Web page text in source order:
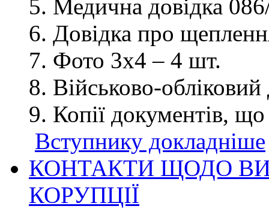
Медична довідка
Довідка про
Фото 3х4 – 4 шт.
Військово-
Копії документів,
Вступнику докладніше
КОНТАКТИ ЩОДО
КОРУПЦІЇ